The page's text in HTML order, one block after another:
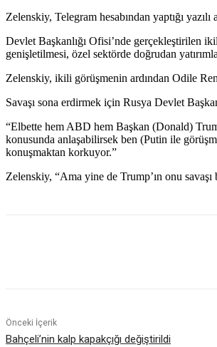
Zelenskiy, Telegram hesabından yaptığı
Devlet Başkanlığı Ofisi’nde gerçekleştirilen
genişletilmesi, özel sektörde doğrudan
Zelenskiy, ikili görüşmenin ardından Odile
Savaşı sona erdirmek için Rusya Devlet
“Elbette hem ABD hem Başkan (Donald)
konusunda anlaşabilirsek ben (Putin ile
konuşmaktan korkuyor.”
Zelenskiy, “Ama yine de Trump’ın onu
Önceki İçerik
Bahçeli’nin kalp kapakçığı değiştirildi